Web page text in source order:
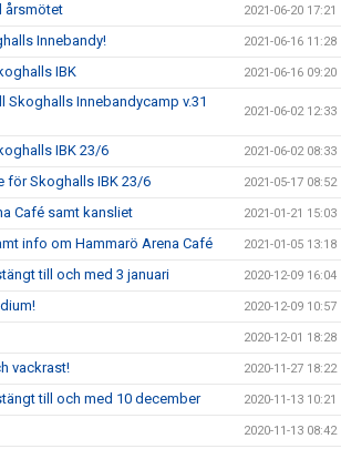
årsmötet 2021-06-20 17:21
Innebandy! 2021-06-16 11:28
IBK 2021-06-16 09:20
Skoghalls Innebandycamp v.31
2021-06-02 12:33
IBK 23/6 2021-06-02 08:33
för Skoghalls IBK 23/6 2021-05-17 08:52
Café samt kansliet 2021-01-21 15:03
info om Hammarö Arena Café 2021-01-05 13:18
till och med 3 januari 2020-12-09 16:04
2020-12-09 10:57
2020-12-01 18:28
vackrast! 2020-11-27 18:22
till och med 10 december 2020-11-13 10:21
2020-11-13 08:42